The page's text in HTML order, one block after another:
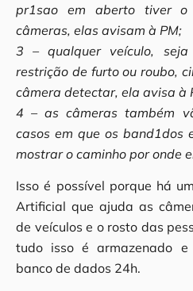
pr1sao em aberto tiver o
câmeras, elas avisam à PM;
3 – qualquer veículo,
restrição de furto ou roubo,
câmera detectar, ela avisa à
4 – as câmeras também
casos em que os band1dos
mostrar o caminho por onde
Isso é possível porque há
Artificial que ajuda as
de veículos e o rosto das
tudo isso é armazenado e
banco de dados 24h.